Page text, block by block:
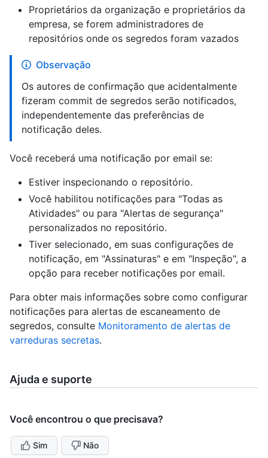
Proprietários da organização e proprietários da
empresa, se forem administradores de
repositórios onde os segredos foram vazados
Observação
Os autores de confirmação que acidentalmente
fizeram commit de segredos serão notificados,
independentemente das preferências de
notificação deles.
Você receberá uma notificação por email se:
Estiver inspecionando o repositório.
Você habilitou notificações para "Todas as
Atividades" ou para "Alertas de segurança"
personalizados no repositório.
Tiver selecionado, em suas configurações de
notificação, em "Assinaturas" e em "Inspeção", a
opção para receber notificações por email.
Para obter mais informações sobre como configurar
notificações para alertas de escaneamento de
segredos, consulte Monitoramento de alertas de
varreduras secretas.
Ajuda e suporte
Você encontrou o que precisava?
Sim Não